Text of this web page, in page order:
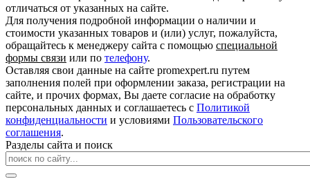
отличаться от указанных на сайте.
Для получения подробной информации о наличии и
стоимости указанных товаров и (или) услуг, пожалуйста,
обращайтесь к менеджеру сайта с помощью специальной
формы связи или по телефону.
Оставляя свои данные на сайте promexpert.ru путем
заполнения полей при оформлении заказа, регистрации на
сайте, и прочих формах, Вы даете согласие на обработку
персональных данных и соглашаетесь с Политикой
конфиденциальности и условиями Пользовательского
соглашения.
Разделы сайта и поиск